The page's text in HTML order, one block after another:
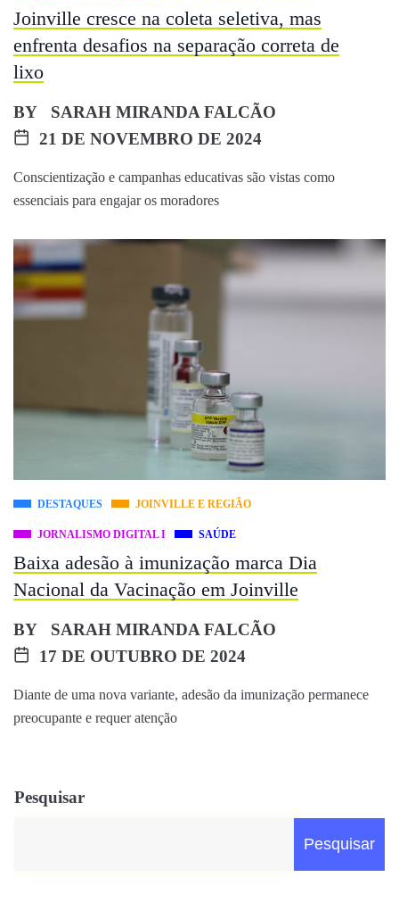
Joinville cresce na coleta seletiva, mas
enfrenta desafios na separação correta de
lixo
BY
SARAH MIRANDA FALCÃO
21 DE NOVEMBRO DE 2024
Conscientização e campanhas educativas são vistas como
essenciais para engajar os moradores
DESTAQUES JOINVILLE E REGIÃO
JORNALISMO DIGITAL I SAÚDE
Baixa adesão à imunização marca Dia
Nacional da Vacinação em Joinville
BY
SARAH MIRANDA FALCÃO
17 DE OUTUBRO DE 2024
Diante de uma nova variante, adesão da imunização permanece
preocupante e requer atenção
Pesquisar
Pesquisar